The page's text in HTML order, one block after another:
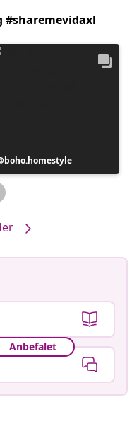
#sharemevidaxl
Opslag
offentliggjort
af
boho.homestyle
Anbefalet